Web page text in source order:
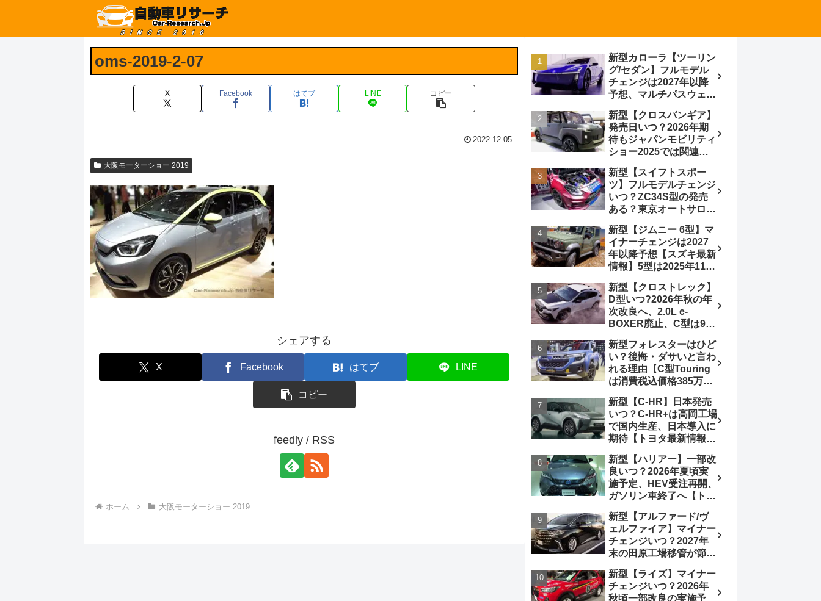
oms-2019-2-07
X Facebook はてブ LINE コピー
2022.12.05
大阪モーターショー 2019
シェアする
X Facebook はてブ LINE
コピー
feedly / RSS
ホーム 大阪モーターショー 2019
新型カローラ【ツーリン
グ/セダン】フルモデル
チェンジは2027年以降
予想、マルチパスウェイ
BEVからの派生で新開発
小型エンジン搭載の
HEV/PHEV、ギガキャ
ストの採用は無しか【ト
ヨタ最新情報】60周年記
念車発売
新型【クロスバンギア】
発売日いつ？2026年期
待もジャパンモビリティ
ショー2025では関連モ
最新情報】ベース車ノ
ア/ヴォクシーの台湾生
産開始に注目、「ギア」
のほか「コア」と「ツー
ル」、デリカD:5対抗の
クロスオーバーSUVミニ
バン
新型【スイフトスポー
ツ】フルモデルチェンジ
いつ？ZC34S型の発売
ある？東京オートサロン
エロー レヴはスイスポ
コンセプトか？ハイブリ
ッド化/重量増/価格アッ
プが争点【スズキ最新情
報】特別仕様車
「ZC33S Final
Edition」終了
新型【ジムニー 6型】マ
イナーチェンジは2027
年以降予想【スズキ最新
情報】5型は2025年11月
ACC・スズキコネクト
採用
新型【クロストレック】
D型いつ?2026年秋の年
次改良へ、2.0L e-
BOXER廃止、C型は9月
ーボ採用予想【スバル最
新情報】
新型フォレスターはひど
い？後悔・ダサいと言わ
れる理由【C型Touring
は消費税込価格385万円
19.1km/L、納期4～5か
月】ナビUI・冬用タイ
ヤ・ウィルダネス日本発
売は？カーオブザイヤー
とJNCAP大賞受賞後も
残る注意点
新型【C-HR】日本発売
いつ？C-HR+は高岡工場
で国内生産、日本導入に
期待【トヨタ最新情報】
売、2代目HEV・PHEV
は日本未導入
新型【ハリアー】一部改
良いつ？2026年夏頃実
施予定、HEV受注再開、
ガソリン車終了へ【トヨ
チェンジ2027年以降予
想
新型【アルファード/ヴ
ェルファイア】マイナー
チェンジいつ？2027年
末の田原工場移管が節目
のフェイスリフト予想
【トヨタ最新情報】
新型【ライズ】マイナー
チェンジいつ？2026年
秋頃一部改良の実施予